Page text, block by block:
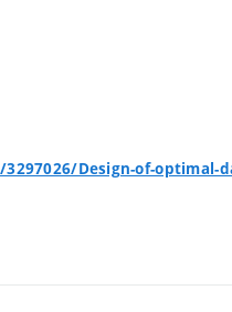
Design-of-optimal-